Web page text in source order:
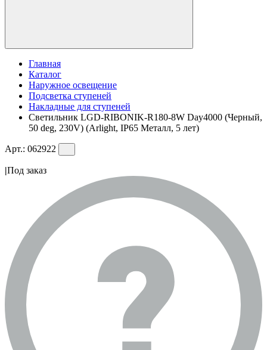
Главная
Каталог
Наружное освещение
Подсветка ступеней
Накладные для ступеней
Светильник LGD-RIBONIK-R180-8W Day4000 (Черный,
50 deg, 230V) (Arlight, IP65 Металл, 5 лет)
Арт.: 062922
|Под заказ